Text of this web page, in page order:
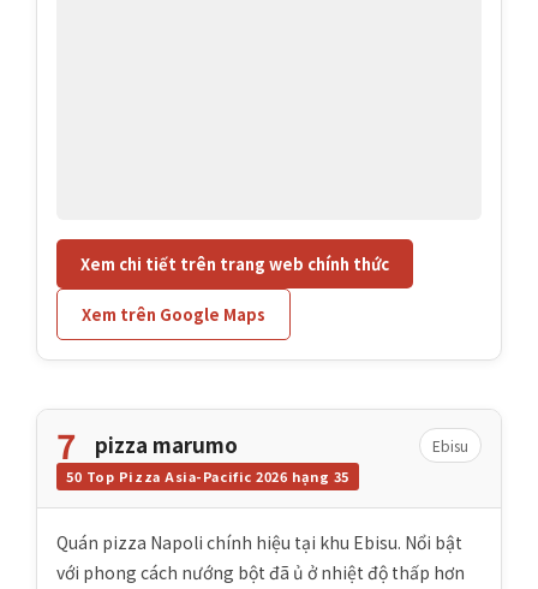
Xem chi tiết trên trang web chính thức
Xem trên Google Maps
7 pizza marumo Ebisu
50 Top Pizza Asia-Pacific 2026 hạng 35
Quán pizza Napoli chính hiệu tại khu Ebisu. Nổi bật
với phong cách nướng bột đã ủ ở nhiệt độ thấp hơn